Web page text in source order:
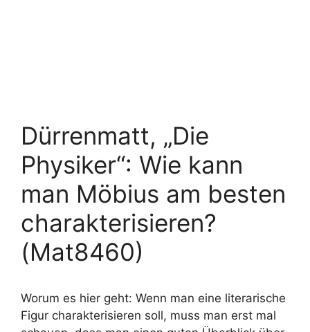
Dürrenmatt, „Die
Physiker“: Wie kann
man Möbius am besten
charakterisieren?
(Mat8460)
Worum es hier geht: Wenn man eine literarische
Figur charakterisieren soll, muss man erst mal